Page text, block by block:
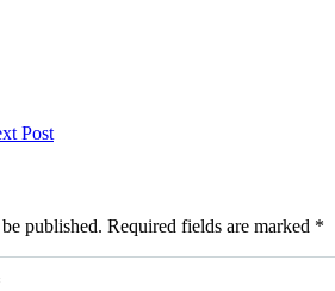
Post
published. Required fields are marked *